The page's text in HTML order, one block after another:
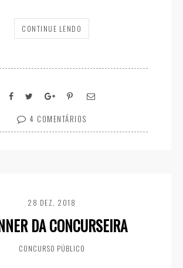
CONTINUE LENDO
4 COMENTÁRIOS
28 DEZ, 2018
DA CONCURSEIRA
CONCURSO PÚBLICO